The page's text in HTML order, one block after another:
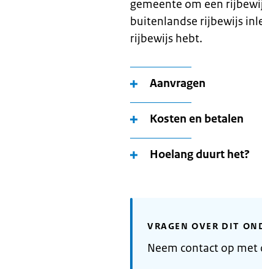
gemeente om een
buitenlandse rijbewijs
rijbewijs hebt.
Aanvragen
Kosten en betalen
Hoelang duurt het?
VRAGEN OVER DIT
Neem contact op